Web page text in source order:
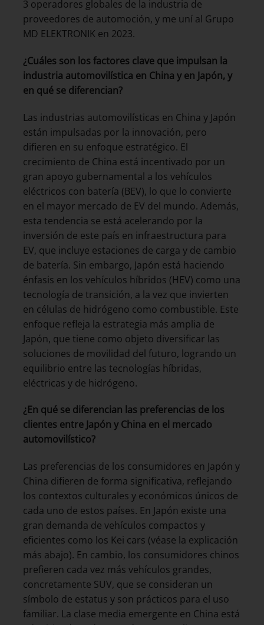
3 operadores globales de la industria de
proveedores de automoción, y me uní al Grupo
MD ELEKTRONIK en 2023.
¿Cuáles son los factores clave que impulsan la
industria automovilística en China y en Japón, y
en qué se diferencian?
Las industrias automovilísticas en China y Japón
están impulsadas por la innovación, pero
difieren en su enfoque estratégico. El
crecimiento de China está incentivado por un
gran apoyo gubernamental a los vehículos
eléctricos con batería (BEV), lo que lo convierte
en el mayor mercado de EV del mundo. Además,
esta tendencia se está acelerando por la
inversión de este país en infraestructura para
EV, que incluye estaciones de carga y de cambio
de batería. Sin embargo, Japón está haciendo
énfasis en los vehículos híbridos (HEV) como una
tecnología de transición, a la vez que invierten
en células de hidrógeno como combustible. Este
enfoque refleja la estrategia más amplia de
Japón, que tiene como objeto diversificar las
soluciones de movilidad del futuro, logrando un
equilibrio entre las tecnologías híbridas,
eléctricas y de hidrógeno.
¿En qué se diferencian las preferencias de los
clientes entre Japón y China en el mercado
automovilístico?
Las preferencias de los consumidores en Japón y
China difieren de forma significativa, reflejando
los contextos culturales y económicos únicos de
cada uno de estos países. En Japón existe una
gran demanda de vehículos compactos y
eficientes como los Kei cars (véase la explicación
más abajo). En cambio, los consumidores chinos
prefieren cada vez más vehículos grandes,
concretamente SUV, que se consideran un
símbolo de estatus y son prácticos para el uso
familiar. La clase media emergente en China está